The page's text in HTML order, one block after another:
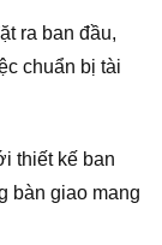
ra ban đầu,
chuẩn bị tài
thiết kế ban
bàn giao mang